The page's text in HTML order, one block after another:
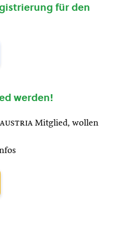
für den
werden!
Mitglied, wollen